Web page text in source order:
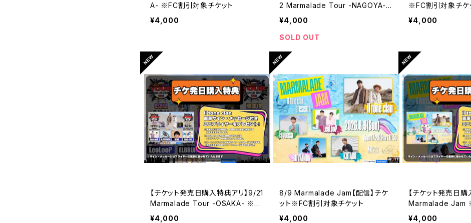
A- ※FC割引対象チケット
¥4,000
2 Marmalade Tour -NAGOYA-
※FC割引対象チケット
¥4,000
SOLD OUT
※FC割引対象チケ
¥4,000
【チケット発売日購入特典アリ】9/21
Marmalade Tour -OSAKA- ※F
C割引対象チケット
¥4,000
8/9 Marmalade Jam【配信】チケ
ット※FC割引対象チケット
¥4,000
【チケット発売日
Marmalade Jam
ケット
¥4,000